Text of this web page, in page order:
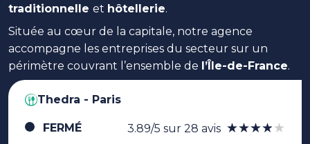
traditionnelle et hôtellerie.
Située au cœur de la capitale, notre agence
accompagne les entreprises du secteur sur un
périmètre couvrant l’ensemble de l’Île-de-France.
Thedra - Paris
FERMÉ 3.89/5 sur 28 avis ★★★★★
★★★★★